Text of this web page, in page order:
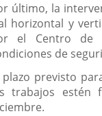
último, la
horizontal y
el Centro de
de
plazo previsto
trabajos estén